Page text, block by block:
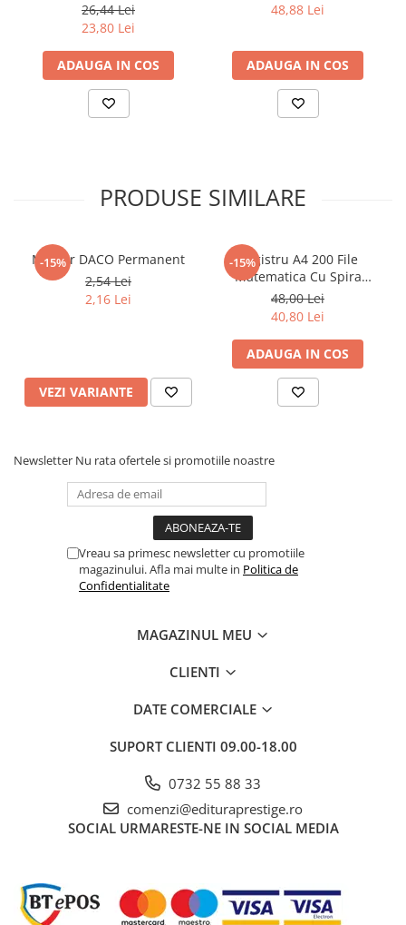
Teens Book Club
Birotica & Papetarie
Adezivi si benzi adezive
Articole Birotica
Hartie si Accesorii
Organizare si Arhivare
Seturi birotica
Articole scolare
Ghiozdane si Penare scolare
Seturi scolare
Calculator
Consumabile & Accesorii
Carti in dar
Carti pentru copii
Descopera si invata
Din ograda
Primele notiuni
Carti de colorat
26,44 Lei
23,80 Lei
ADAUGA IN COS
48,88 Lei
ADAUGA IN COS
PRODUSE SIMILARE
-15%
Marker DACO Permanent
2,54 Lei
2,16 Lei
VEZI VARIANTE
-15%
Registru A4 200 File
Matematica Cu Spira
Coperta Policromie -
Matematica
48,00 Lei
40,80 Lei
ADAUGA IN COS
Newsletter Nu rata ofertele si promotiile noastre
Vreau sa primesc newsletter cu promotiile
magazinului. Afla mai multe in Politica de
Confidentialitate
MAGAZINUL MEU
CLIENTI
DATE COMERCIALE
SUPORT CLIENTI 09.00-18.00
0732 55 88 33
comenzi@edituraprestige.ro
SOCIAL URMARESTE-NE IN SOCIAL MEDIA